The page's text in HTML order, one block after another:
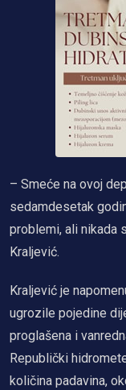
– Smeće na ovoj
sedamdesetak
problemi, ali nikada
Kraljević.
Kraljević je
ugrozile pojedine
proglašena i
Republički
količina padavina,